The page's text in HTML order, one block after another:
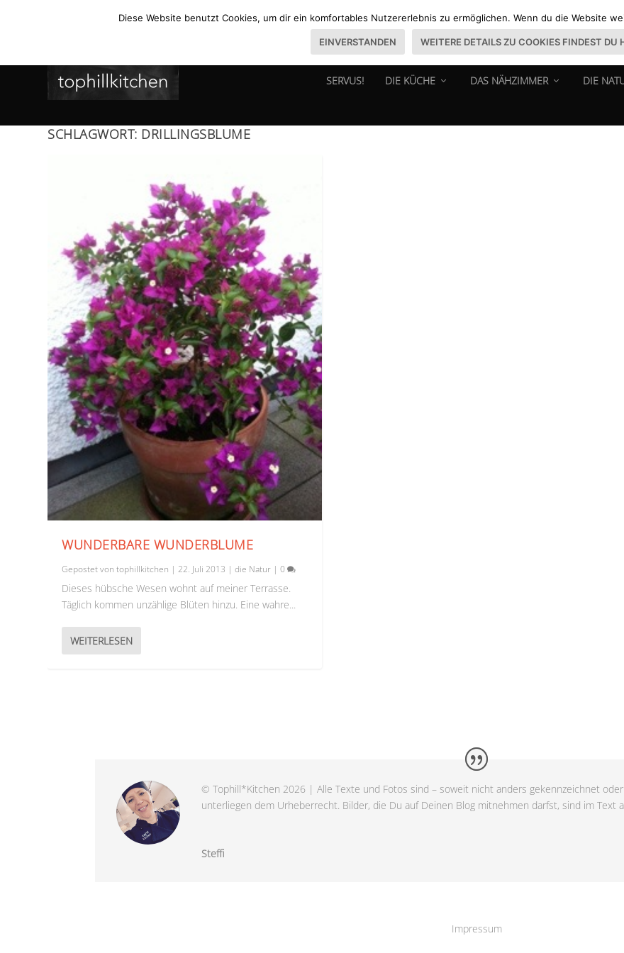
SERVUS! DIE KÜCHE DAS NÄHZIMMER DIE
SCHLAGWORT: DRILLINGSBLUME
WUNDERBARE WUNDERBLUME
Gepostet vontophillkitchen |22. Juli 2013 |die Natur |0
Dieses hübsche Wesen wohnt auf meiner Terrasse.
Täglich kommen unzählige Blüten hinzu. Eine wahre...
WEITERLESEN
© Tophill*Kitchen 2026 | Alle Texte und Fotos sind – soweit nicht anders gekennzeichnet
unterliegen dem Urheberrecht. Bilder, die Du auf Deinen Blog mitnehmen darfst, sind im Text
Steffi
Impressum
Diese Website benutzt Cookies, um dir ein komfortables Nutzererlebnis zu ermöglichen. Wenn du die Website
EINVERSTANDEN WEITERE DETAILS ZU COOKIES FINDEST DU